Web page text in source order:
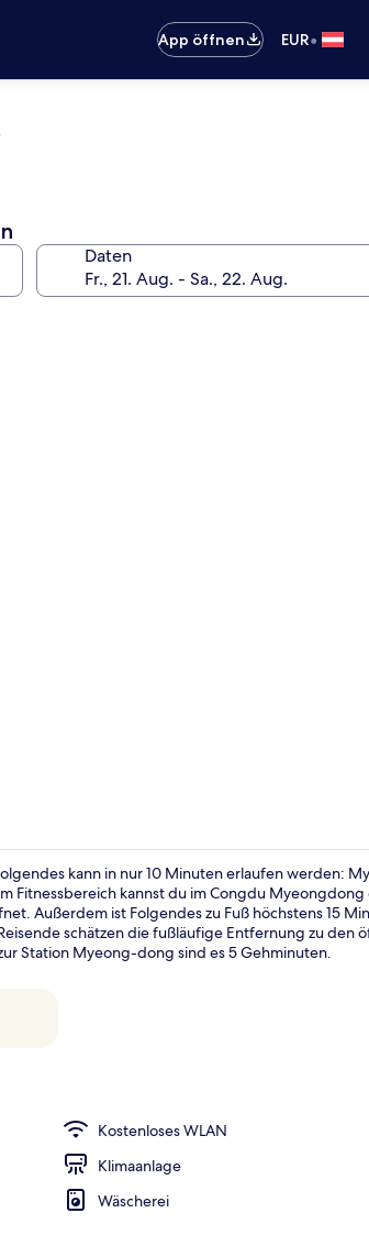
App öffnen
EUR•
Daten
kann in nur 10 Minuten erlaufen werden:
Fitnessbereich kannst du im Congdu Myeongdong
Außerdem ist Folgendes zu Fuß höchstens 15
schätzen die fußläufige Entfernung zu den
Station Myeong-dong sind es 5 Gehminuten.
Kostenloses WLAN
Klimaanlage
Wäscherei